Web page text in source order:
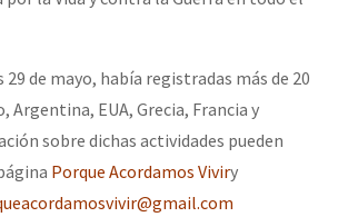
de mayo, había registradas más de 20
Argentina, EUA, Grecia, Francia y
sobre dichas actividades pueden
Porque Acordamos Viviry